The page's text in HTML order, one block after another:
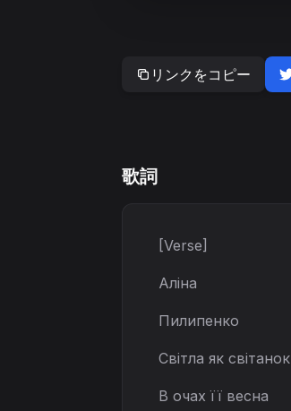
リンクをコピー
歌詞
[Verse]
Аліна
Пилипенко
Світла як світанок
В очах її весна